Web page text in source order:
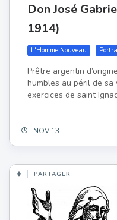
Don José
1914)
L'Homme Nouveau
Prêtre argentin
humbles au péril de
exercices de saint
NOV 13
PARTAGER